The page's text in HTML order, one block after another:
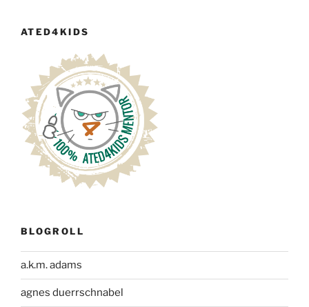
ATED4KIDS
BLOGROLL
a.k.m. adams
agnes duerrschnabel